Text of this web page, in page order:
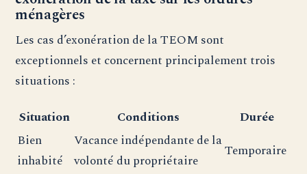
ménagères
Les cas d’exonération de la TEOM sont
exceptionnels et concernent principalement trois
situations :
Situation
Conditions
Durée
Bien
inhabité
Vacance indépendante de la
volonté du propriétaire
Temporaire